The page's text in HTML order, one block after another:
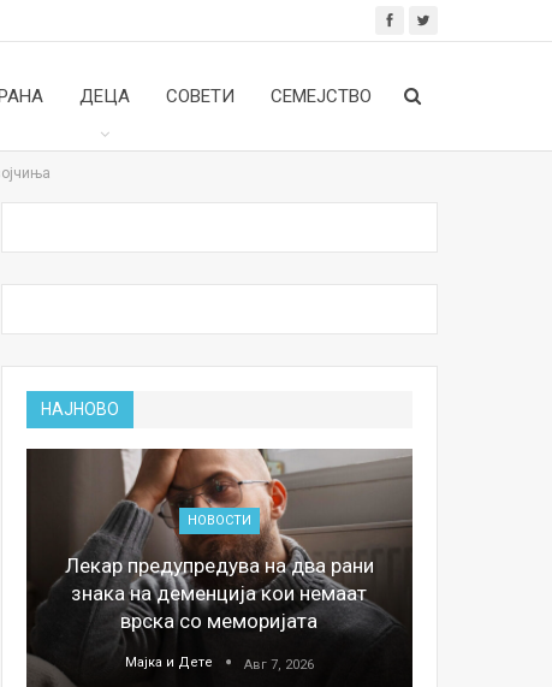
ДЕЦА СОВЕТИ СЕМЕЈСТВО
НАЈНОВО
НОВОСТИ
Лекар предупредува на два рани
знака на деменција кои немаат
врска со меморијата
Мајка и Дете Авг 7, 2026